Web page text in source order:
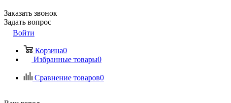
Заказать звонок
Задать вопрос
Войти
Корзина0
Избранные товары0
Сравнение товаров0